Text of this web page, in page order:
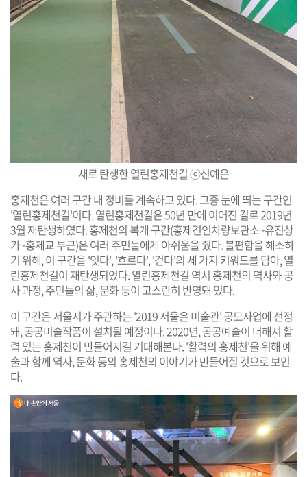
새로 탄생한 열린홍제천길 ⓒ신예은
홍제천은 여러 구간 내 정비를 계속하고 있다. 그중 눈에 띄는 구간인
'열린홍제천길'이다. 열린홍제천길은 50년 만에 이어진 길로 2019년
3월 재탄생하였다. 홍제천의 복개 구간(홍제견인차량보관소~유진상
가~홍제교 부근)은 여러 주민들에게 아쉬움을 줬다. 불편함을 해소하
기 위해, 이 구간을 '잇다', '흐르다', '걷다'의 세 가지 키워드를 담아, 열
린홍제천길이 재탄생되었다. 열린홍제천길 역시 홍제천의 역사와 공
사 과정, 주민들의 삶, 문화 등이 고스란히 반영돼 있다.
이 구간은 서울시가 주관하는 '2019 서울은 미술관' 공모사업에 선정
돼, 공공미술작품이 설치될 예정이다. 2020년, 공공예술이 더해져 활
력 있는 홍제천이 만들어지길 기대해본다. '활력의 홍제천'을 위해 예
술과 함께 역사, 문화 등의 홍제천의 이야기가 만들어질 것으로 보인
다.